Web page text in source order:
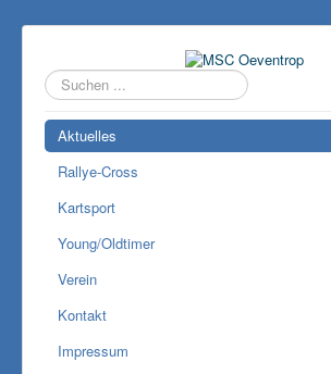
Suchen
...
Aktuelles
Rallye-Cross
Kartsport
Young/Oldtimer
Verein
Kontakt
Impressum